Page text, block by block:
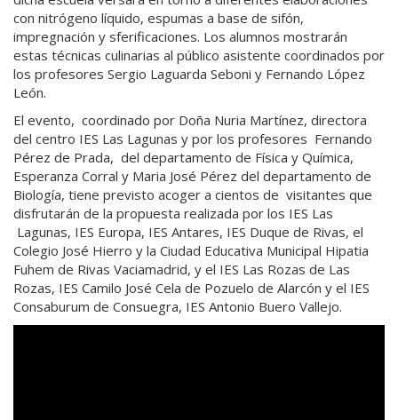
con nitrógeno líquido, espumas a base de sifón,
impregnación y sferificaciones. Los alumnos mostrarán
estas técnicas culinarias al público asistente coordinados por
los profesores Sergio Laguarda Seboni y Fernando López
León.
El evento, coordinado por Doña Nuria Martínez, directora
del centro IES Las Lagunas y por los profesores Fernando
Pérez de Prada, del departamento de Física y Química,
Esperanza Corral y Maria José Pérez del departamento de
Biología, tiene previsto acoger a cientos de visitantes que
disfrutarán de la propuesta realizada por los IES Las
Lagunas, IES Europa, IES Antares, IES Duque de Rivas, el
Colegio José Hierro y la Ciudad Educativa Municipal Hipatia
Fuhem de Rivas Vaciamadrid, y el IES Las Rozas de Las
Rozas, IES Camilo José Cela de Pozuelo de Alarcón y el IES
Consaburum de Consuegra, IES Antonio Buero Vallejo.